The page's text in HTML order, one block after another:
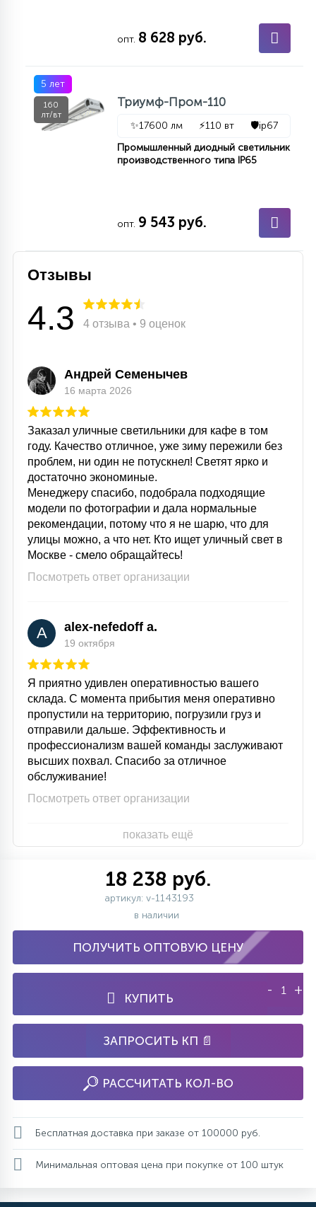
опт. 8 628 руб.
5 лет
160
лт/вт
Триумф-Пром-110
✨17600 лм ⚡110 вт 🛡️ip67
Промышленный диодный светильник
производственного типа IP65
опт. 9 543 руб.
Отзывы
4.3 4 отзыва • 9 оценок
Андрей Семенычев
16 марта 2026
Заказал уличные светильники для кафе в том
году. Качество отличное, уже зиму пережили без
проблем, ни один не потускнел! Светят ярко и
достаточно экономиные.
Менеджеру спасибо, подобрала подходящие
модели по фотографии и дала нормальные
рекомендации, потому что я не шарю, что для
улицы можно, а что нет. Кто ищет уличный свет в
Москве - смело обращайтесь!
Посмотреть ответ организации
A alex-nefedoff a.
19 октября
Я приятно удивлен оперативностью вашего
склада. С момента прибытия меня оперативно
пропустили на территорию, погрузили груз и
отправили дальше. Эффективность и
профессионализм вашей команды заслуживают
высших похвал. Спасибо за отличное
обслуживание!
Посмотреть ответ организации
показать ещё
18 238 руб.
артикул: v-1143193
в наличии
ПОЛУЧИТЬ ОПТОВУЮ ЦЕНУ
КУПИТЬ
- +
ЗАПРОСИТЬ КП 📄
РАССЧИТАТЬ КОЛ-ВО
Бесплатная доставка при заказе от 100000 руб.
Минимальная оптовая цена при покупке от 100 штук